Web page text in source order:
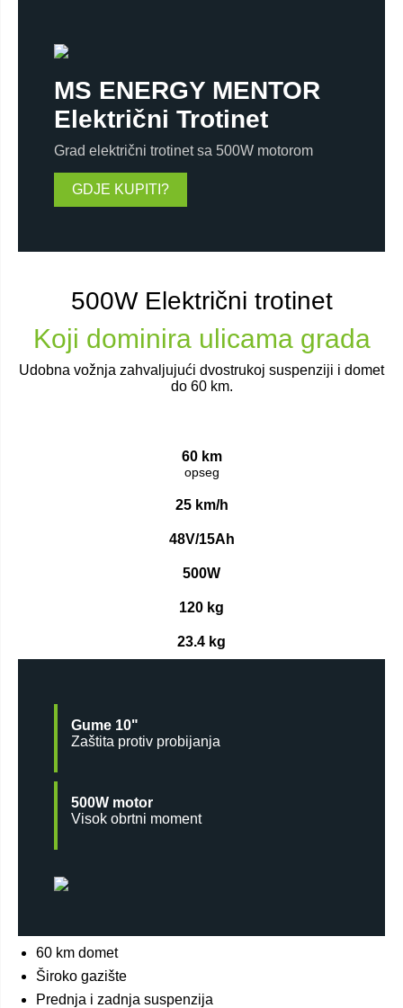
MS ENERGY MENTOR
Električni Trotinet
Grad električni trotinet sa 500W motorom
GDJE KUPITI?
500W Električni trotinet
Koji dominira ulicama grada
Udobna vožnja zahvaljujući dvostrukoj suspenziji i domet
do 60 km.
60 km
opseg
25 km/h
48V/15Ah
500W
120 kg
23.4 kg
Gume 10"
Zaštita protiv probijanja
500W motor
Visok obrtni moment
60 km domet
Široko gazište
Prednja i zadnja suspenzija